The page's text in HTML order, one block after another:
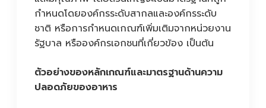
กำหนดโดยองค์กรระดับสากลและองค์กรระดับ
ชาติ หรือการกำหนดเกณฑ์เพิ่มเติมจากหน่วยงาน
รัฐบาล หรือองค์กรเอกชนที่เกี่ยวข้อง เป็นต้น
ตัวอย่างของหลักเกณฑ์และมาตรฐานด้านความ
ปลอดภัยของอาหาร